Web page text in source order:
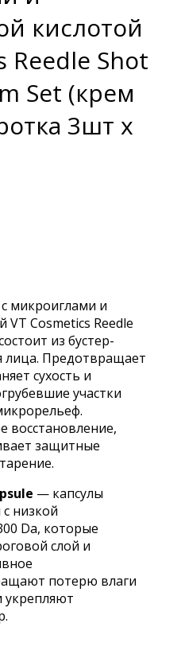
кислотой
Reedle Shot
Set (крем
3шт х
микроиглами и
VT Cosmetics Reedle
из бустер-
лица. Предотвращает
сухость и
участки
восстановление,
защитные
— капсулы
низкой
Da, которые
слой и
потерю влаги
укрепляют